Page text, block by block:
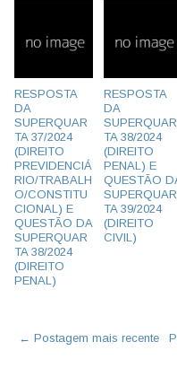
RESPOSTA
DA
SUPERQUAR
TA 37/2024
(DIREITO
PREVIDENCIÁ
RIO/TRABALH
O/CONSTITU
CIONAL) E
QUESTÃO DA
SUPERQUAR
TA 38/2024
(DIREITO
PENAL)
RESPOSTA
DA
SUPERQUAR
TA 38/2024
(DIREITO
PENAL) E
QUESTÃO
SUPERQUAR
TA 39/2024
(DIREITO
CIVIL)
← Postagem mais recente